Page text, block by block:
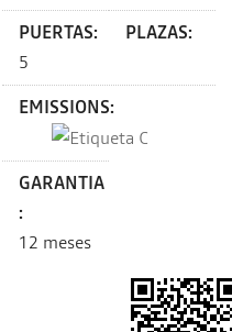
PUERTAS:
5
PLAZAS:
EMISSIONS:
GARANTIA
:
12 meses